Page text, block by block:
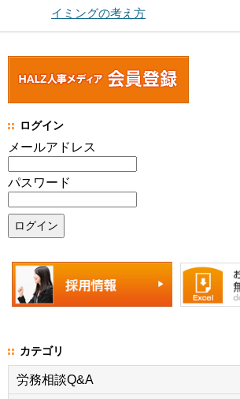
イミングの考え方
ログイン
メールアドレス
パスワード
カテゴリ
労務相談Q&A